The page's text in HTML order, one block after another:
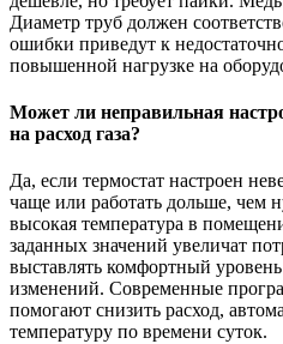
Диаметр труб должен
ошибки приведут к
повышенной нагрузке на
Может ли неправильная
на расход газа?
Да, если термостат настроен
чаще или работать дольше,
высокая температура в
заданных значений увеличат
выставлять комфортный
изменений. Современные
помогают снизить расход,
температуру по времени суток.